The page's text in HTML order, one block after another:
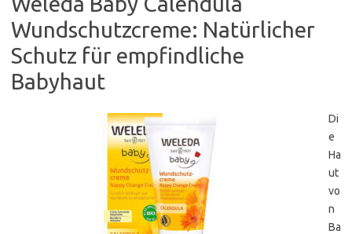
Wundschutzcreme: Natürlicher
Schutz für empfindliche
Babyhaut
Di
e
Ha
ut
vo
n
Ba